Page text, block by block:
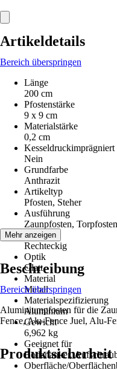
Artikeldetails
Bereich überspringen
Länge
200 cm
Pfostenstärke
9 x 9 cm
Materialstärke
0,2 cm
Kesseldruckimprägniert
Nein
Grundfarbe
Anthrazit
Artikeltyp
Pfosten, Steher
Ausführung
Zaunpfosten, Torpfosten
Form
Rechteckig
Optik
Glatt
Material
Metall
Materialspezifizierung
Aluminium
Gewicht
6,962 kg
Geeignet für
Bodenanker,
Oberfläche/
Mehr anzeigen
Beschreibung
Bereich überspringen
Aluminiumpfosten für die
Fence, Alu-Fence Juel, Alu-
Produktsicherheit